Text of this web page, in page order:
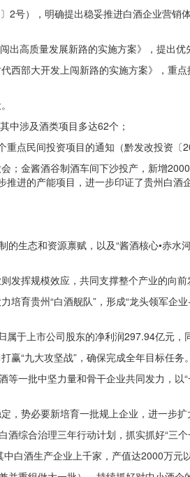
号），明确提出稳妥推进白酒企业营销
高质量发展新路的实施方案》，提出优
部大开发上闯新路的实施方案》，重
中涉及酒类项目多达62个；
点民间投资项目的通知（黔发改投资〔
；金酱酒谷制酒车间下沙投产，新增
的产能项目，进一步印证了贵州白酒
生态和资源禀赋，以及“酱酒核心•赤水
挥规模效应，共同支撑整个产业的向前
育贵州“白酒舰队”，形成“龙头领军企
于上市公司股东的净利润297.94亿元，
“九大攻坚战”，确保完成全年目标任务。
一批中坚力量和骨干企业共同发力，以
势必要新培育一批规上企业，进一步扩
综合治理三年行动计划，抓实抓好“三个
白酒生产企业上千家，产值达2000万元